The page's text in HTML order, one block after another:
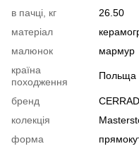
в пачці, кг
26.50
матеріал
малюнок
мармур
країна
походження
Польща
бренд
CERRAD
колекція
форма